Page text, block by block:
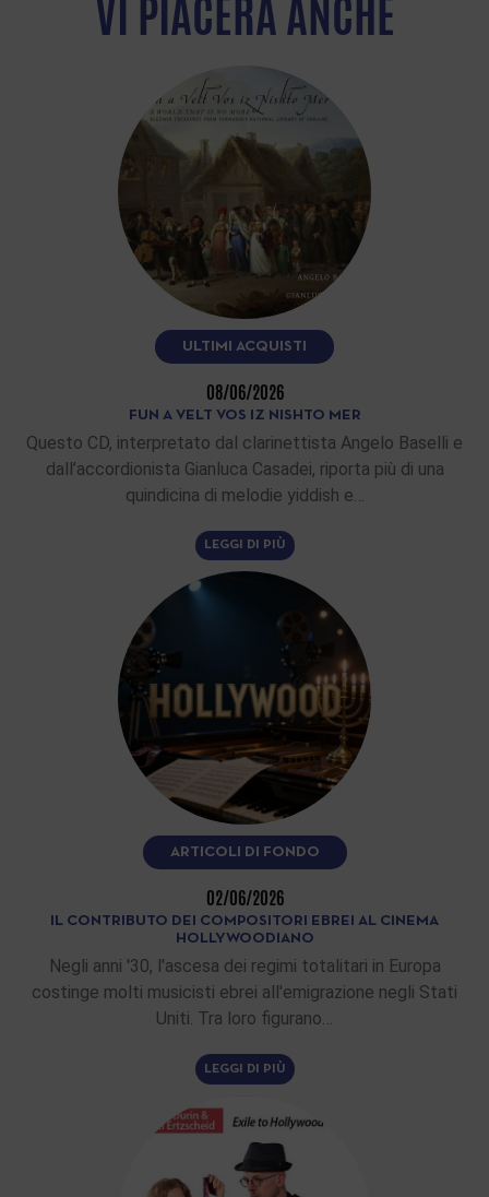
VI PIACERÀ ANCHE
ULTIMI ACQUISTI
08/06/2026
FUN A VELT VOS IZ NISHTO MER
Questo CD, interpretato dal clarinettista Angelo Baselli e
dall’accordionista Gianluca Casadei, riporta più di una
quindicina di melodie yiddish e…
LEGGI DI PIÙ
ARTICOLI DI FONDO
02/06/2026
IL CONTRIBUTO DEI COMPOSITORI EBREI AL CINEMA
HOLLYWOODIANO
Negli anni '30, l'ascesa dei regimi totalitari in Europa
costinge molti musicisti ebrei all'emigrazione negli Stati
Uniti. Tra loro figurano…
LEGGI DI PIÙ